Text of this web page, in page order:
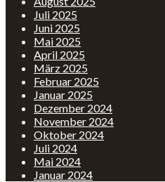
Juli 2025
Juni 2025
Mai 2025
April 2025
März 2025
Februar 2025
Januar 2025
Dezember 2024
November 2024
Oktober 2024
Juli 2024
Mai 2024
Januar 2024